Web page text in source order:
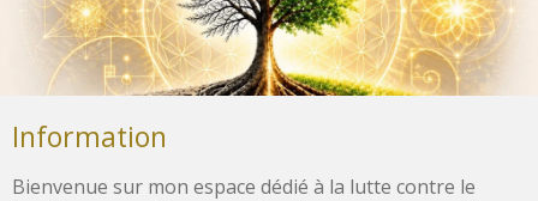
Information
Bienvenue sur mon espace dédié à la lutte contre le